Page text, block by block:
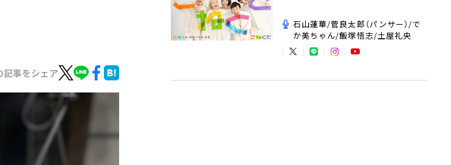
記事をシェア
石山蓮華/菅良太郎（パンサー）/で
か美ちゃん/飯塚悟志/土屋礼央